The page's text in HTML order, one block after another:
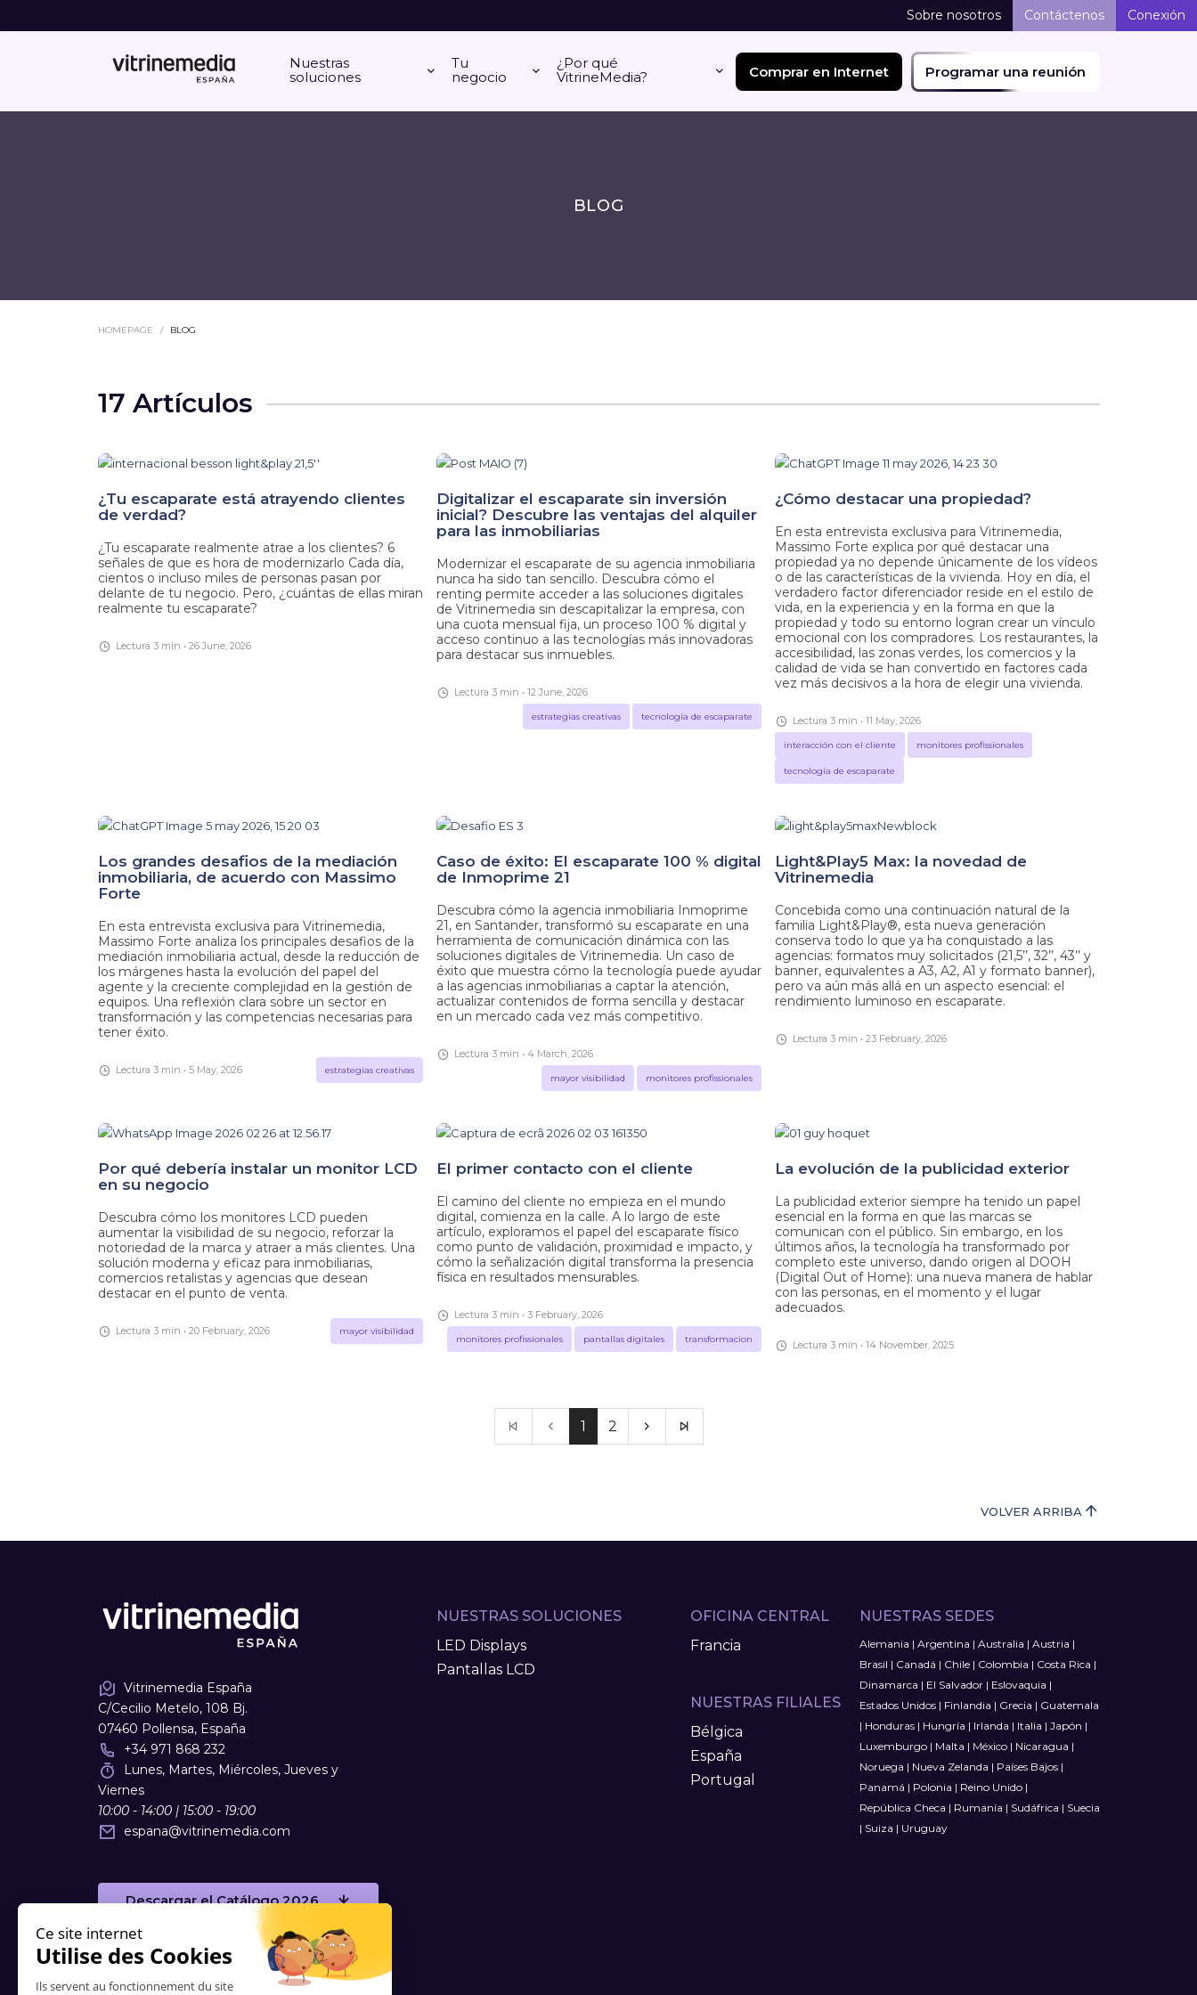
Nuestras
soluciones
Tu
negocio
¿Por qué
VitrineMedia?
Comprar en Internet Programar una reunión
Sobre nosotros Contáctenos Conexión
BLOG
HOMEPAGE BLOG
17 Artículos
¿Tu escaparate está atrayendo clientes
de verdad?
¿Tu escaparate realmente atrae a los clientes? 6
señales de que es hora de modernizarlo Cada día,
cientos o incluso miles de personas pasan por
delante de tu negocio. Pero, ¿cuántas de ellas miran
realmente tu escaparate?
Lectura 3 min • 26 June, 2026
Digitalizar el escaparate sin inversión
inicial? Descubre las ventajas del alquiler
para las inmobiliarias
Modernizar el escaparate de su agencia inmobiliaria
nunca ha sido tan sencillo. Descubra cómo el
renting permite acceder a las soluciones digitales
de Vitrinemedia sin descapitalizar la empresa, con
una cuota mensual fija, un proceso 100 % digital y
acceso continuo a las tecnologías más innovadoras
para destacar sus inmuebles.
Lectura 3 min • 12 June, 2026
estrategias creativas tecnología de escaparate
¿Cómo destacar una propiedad?
En esta entrevista exclusiva para Vitrinemedia,
Massimo Forte explica por qué destacar una
propiedad ya no depende únicamente de los vídeos
o de las características de la vivienda. Hoy en día, el
verdadero factor diferenciador reside en el estilo de
vida, en la experiencia y en la forma en que la
propiedad y todo su entorno logran crear un vínculo
emocional con los compradores. Los restaurantes, la
accesibilidad, las zonas verdes, los comercios y la
calidad de vida se han convertido en factores cada
vez más decisivos a la hora de elegir una vivienda.
Lectura 3 min • 11 May, 2026
interacción con el cliente monitores profissionales
tecnología de escaparate
Los grandes desafios de la mediación
inmobiliaria, de acuerdo con Massimo
Forte
En esta entrevista exclusiva para Vitrinemedia,
Massimo Forte analiza los principales desafios de la
mediación inmobiliaria actual, desde la reducción de
los márgenes hasta la evolución del papel del
agente y la creciente complejidad en la gestión de
equipos. Una reflexión clara sobre un sector en
transformación y las competencias necesarias para
tener éxito.
Lectura 3 min • 5 May, 2026 estrategias creativas
Caso de éxito: El escaparate 100 % digital
de Inmoprime 21
Descubra cómo la agencia inmobiliaria Inmoprime
21, en Santander, transformó su escaparate en una
herramienta de comunicación dinámica con las
soluciones digitales de Vitrinemedia. Un caso de
éxito que muestra cómo la tecnología puede ayudar
a las agencias inmobiliarias a captar la atención,
actualizar contenidos de forma sencilla y destacar
en un mercado cada vez más competitivo.
Lectura 3 min • 4 March, 2026
mayor visibilidad monitores profissionales
Light&Play5 Max: la novedad de
Vitrinemedia
Concebida como una continuación natural de la
familia Light&Play®, esta nueva generación
conserva todo lo que ya ha conquistado a las
agencias: formatos muy solicitados (21,5’’, 32’’, 43’’ y
banner, equivalentes a A3, A2, A1 y formato banner),
pero va aún más allá en un aspecto esencial: el
rendimiento luminoso en escaparate.
Lectura 3 min • 23 February, 2026
Por qué debería instalar un monitor LCD
en su negocio
Descubra cómo los monitores LCD pueden
aumentar la visibilidad de su negocio, reforzar la
notoriedad de la marca y atraer a más clientes. Una
solución moderna y eficaz para inmobiliarias,
comercios retalistas y agencias que desean
destacar en el punto de venta.
Lectura 3 min • 20 February, 2026 mayor visibilidad
El primer contacto con el cliente
El camino del cliente no empieza en el mundo
digital, comienza en la calle. A lo largo de este
artículo, exploramos el papel del escaparate físico
como punto de validación, proximidad e impacto, y
cómo la señalización digital transforma la presencia
física en resultados mensurables.
Lectura 3 min • 3 February, 2026
monitores profissionales pantallas digitales transformacion
La evolución de la publicidad exterior
La publicidad exterior siempre ha tenido un papel
esencial en la forma en que las marcas se
comunican con el público. Sin embargo, en los
últimos años, la tecnología ha transformado por
completo este universo, dando origen al DOOH
(Digital Out of Home): una nueva manera de hablar
con las personas, en el momento y el lugar
adecuados.
Lectura 3 min • 14 November, 2025
1 2
VOLVER ARRIBA
Vitrinemedia España
C/Cecilio Metelo, 108 Bj.
07460 Pollensa, España
+34 971 868 232
Lunes, Martes, Miércoles, Jueves y
Viernes
10:00 - 14:00 | 15:00 - 19:00
espana@vitrinemedia.com
Descargar el Catálogo 2026
NUESTRAS SOLUCIONES
LED Displays
Pantallas LCD
OFICINA CENTRAL
Francia
NUESTRAS FILIALES
Bélgica
España
Portugal
NUESTRAS SEDES
Alemania | Argentina | Australia | Austria |
Brasil | Canadá | Chile| Colombia | Costa Rica |
Dinamarca | El Salvador| Eslovaquia |
Estados Unidos| Finlandia | Grecia | Guatemala
| Honduras| Hungría | Irlanda | Italia | Japón |
Luxemburgo| Malta | México| Nicaragua |
Noruega | Nueva Zelanda | Países Bajos|
Panamá | Polonia | Reino Unido|
República Checa | Rumanía | Sudáfrica | Suecia
| Suiza | Uruguay